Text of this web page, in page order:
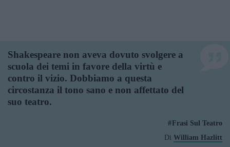
Shakespeare non aveva dovuto svolgere a
scuola dei temi in favore della virtù e
contro il vizio. Dobbiamo a questa
circostanza il tono sano e non affettato del
suo teatro.
Frasi Sul Teatro
Di William Hazlitt